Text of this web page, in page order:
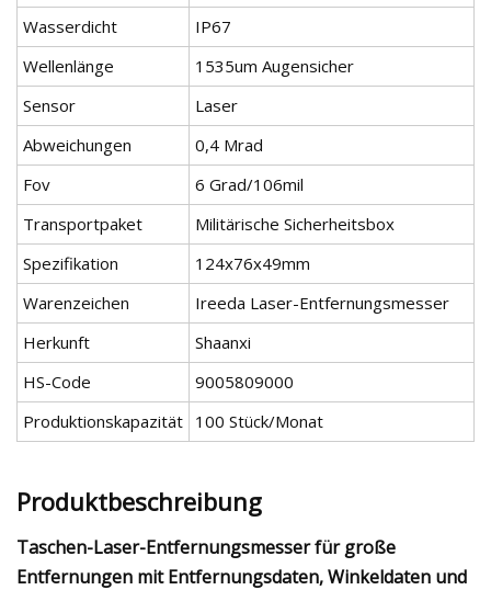
Wasserdicht
IP67
Wellenlänge
1535um Augensicher
Sensor
Laser
Abweichungen
0,4 Mrad
Fov
6 Grad/106mil
Transportpaket
Militärische Sicherheitsbox
Spezifikation
124x76x49mm
Warenzeichen
Ireeda Laser-Entfernungsmesser
Herkunft
Shaanxi
HS-Code
9005809000
Produktionskapazität 100 Stück/Monat
Produktbeschreibung
Taschen-Laser-Entfernungsmesser für große
Entfernungen mit Entfernungsdaten, Winkeldaten und